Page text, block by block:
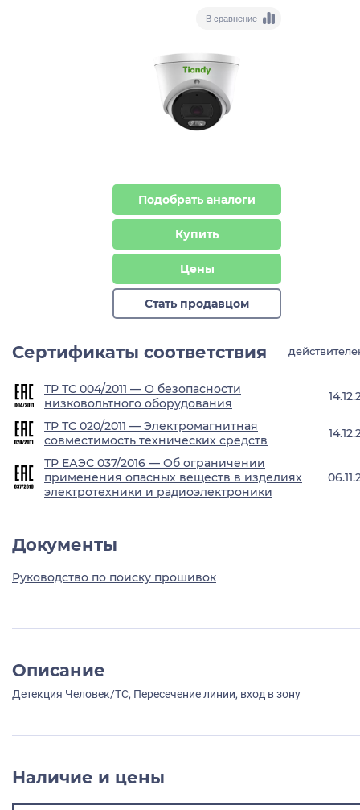
В сравнение
Подобрать аналоги
Купить
Цены
Стать продавцом
Сертификаты соответствия
ТР ТС 004/2011 — О безопасности
низковольтного оборудования
ТР ТС 020/2011 — Электромагнитная
совместимость технических средств
ТР ЕАЭС 037/2016 — Об ограничении
применения опасных веществ в изделиях
электротехники и радиоэлектроники
Документы
Руководство по поиску прошивок
Описание
Детекция Человек/ТС, Пересечение линии, вход в зону
Наличие и цены